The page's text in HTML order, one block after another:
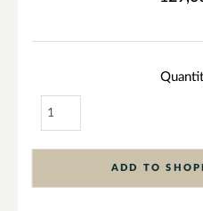
ADD TO